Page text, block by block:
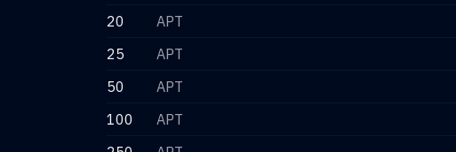
20
APT
25
APT
50
APT
100
APT